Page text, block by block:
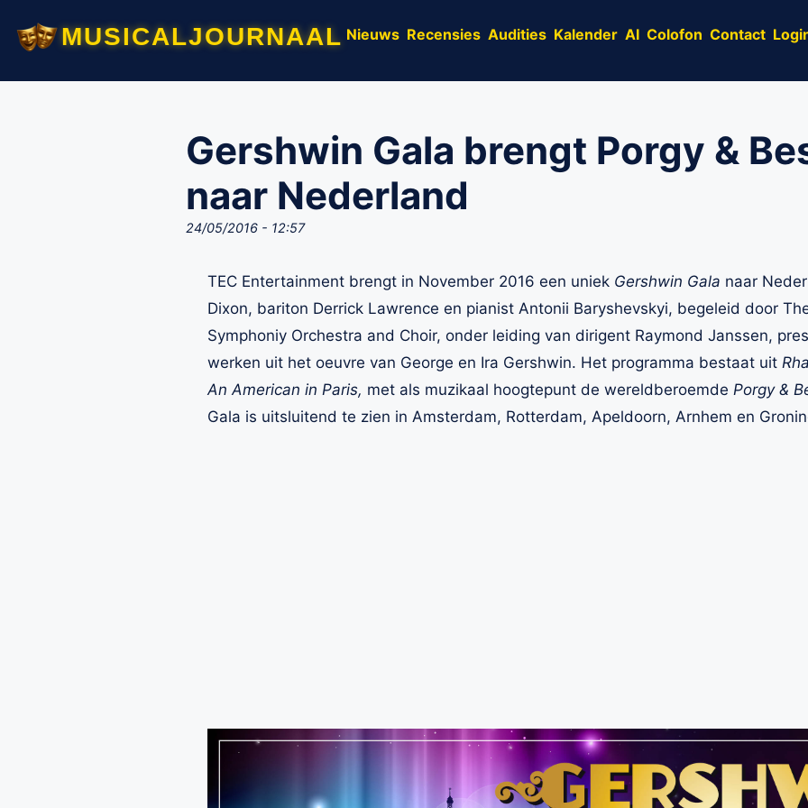
musicaljournaal Nieuws Recensies Audities Kalender AI Colofon Contact
Gershwin Gala brengt Porgy &
naar Nederland
24/05/2016 - 12:57
TEC Entertainment brengt in November 2016 een uniek Gershwin Gala naar
Dixon, bariton Derrick Lawrence en pianist Antonii Baryshevskyi, begeleid door
Symphoniy Orchestra and Choir, onder leiding van dirigent Raymond Janssen,
werken uit het oeuvre van George en Ira Gershwin. Het programma bestaat uit
An American in Paris, met als muzikaal hoogtepunt de wereldberoemde Porgy &
Gala is uitsluitend te zien in Amsterdam, Rotterdam, Apeldoorn, Arnhem en